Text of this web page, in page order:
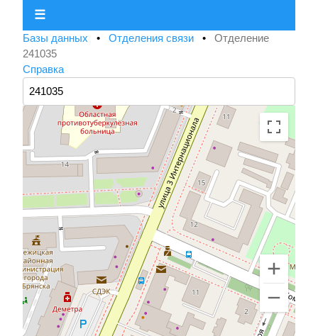
☰
Базы данных • Отделения связи • Отделение
241035
Справка